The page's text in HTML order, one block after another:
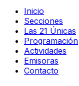
Inicio
Secciones
Las 21 Únicas
Programación
Actividades
Emisoras
Contacto